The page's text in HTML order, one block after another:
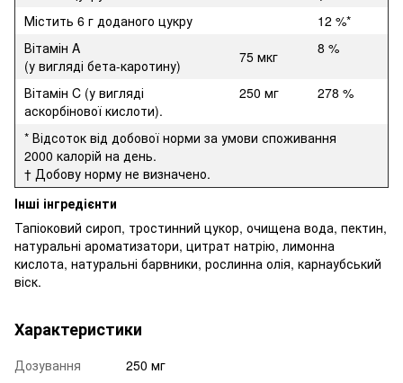
Містить 6 г доданого цукру
12 %*
Вітамін A
(у вигляді бета-каротину)
75 мкг 8 %
Вітамін C (у вигляді
аскорбінової кислоти).
250 мг 278 %
* Відсоток від добової норми за умови споживання
2000 калорій на день.
† Добову норму не визначено.
Інші інгредієнти
Тапіоковий сироп, тростинний цукор, очищена вода, пектин,
натуральні ароматизатори, цитрат натрію, лимонна
кислота, натуральні барвники, рослинна олія, карнаубський
віск.
Характеристики
Дозування
250 мг